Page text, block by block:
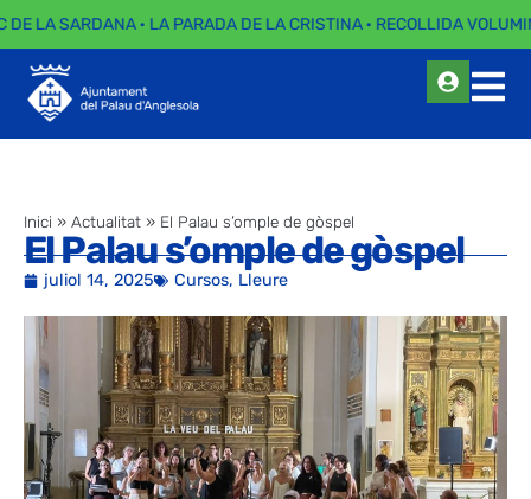
LA SARDANA · LA PARADA DE LA CRISTINA · RECOLLIDA
Inici » Actualitat » El Palau s’omple de gòspel
El Palau s’omple de gòspel
juliol 14, 2025 Cursos, Lleure